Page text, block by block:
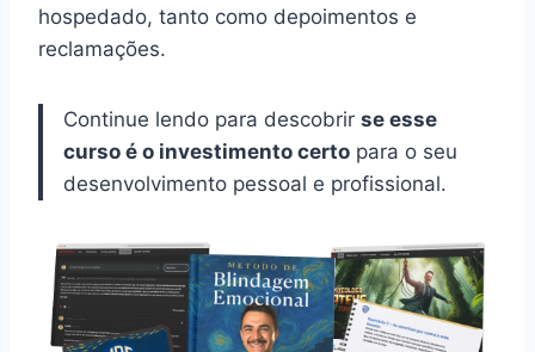
hospedado, tanto como depoimentos e
reclamações.
Continue lendo para descobrir se esse
curso é o investimento certo para o seu
desenvolvimento pessoal e profissional.